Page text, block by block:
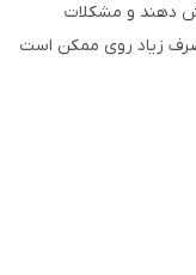
دهند و مشکلات
زیاد روی ممکن است